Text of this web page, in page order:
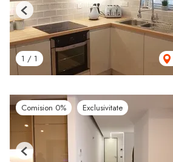
1 / 1
Previous
Comision 0% Exclusivitate
Previous